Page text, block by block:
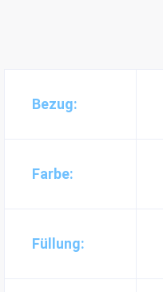
Bezug:
Farbe:
Füllung: